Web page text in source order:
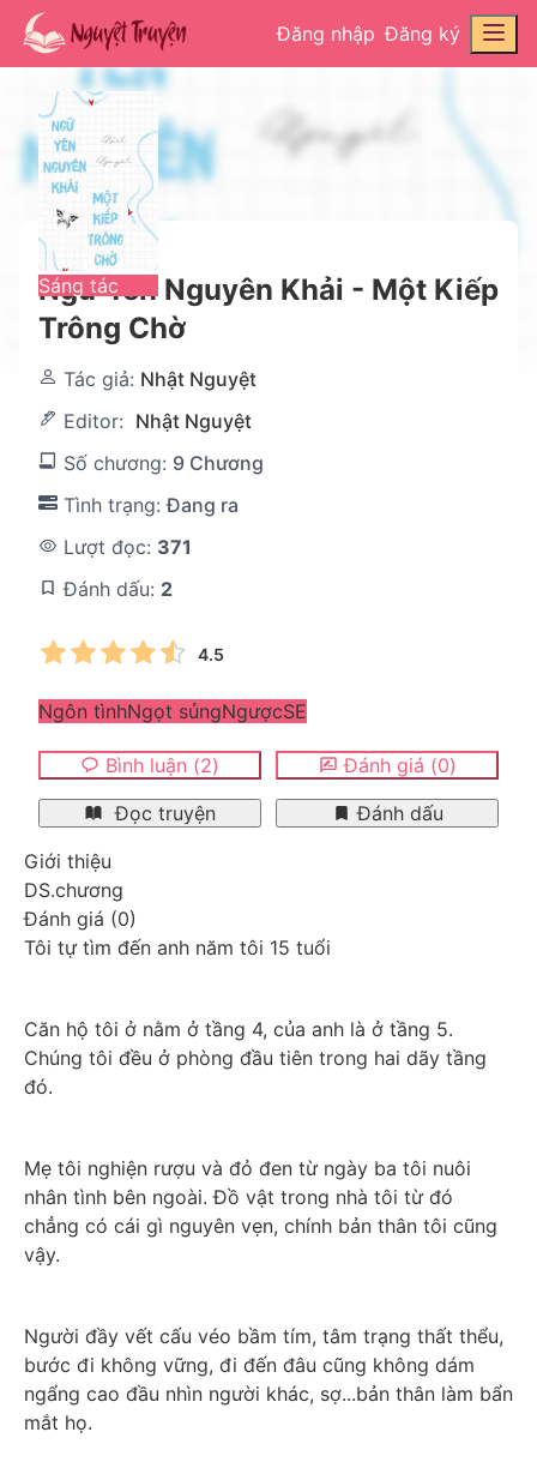
Đăng nhập Đăng ký
Sáng tác
Ngữ Yên Nguyên Khải - Một Kiếp
Trông Chờ
Tác giả: Nhật Nguyệt
Editor: Nhật Nguyệt
Số chương: 9 Chương
Tình trạng:Đang ra
Lượt đọc: 371
Đánh dấu: 2
4.5
Ngôn tìnhNgọt sủngNgượcSE
Bình luận (2) Đánh giá (0)
Đọc truyện
Đánh dấu
Giới thiệu
DS.chương
Đánh giá (0)
Tôi tự tìm đến anh năm tôi 15 tuổi
Căn hộ tôi ở nằm ở tầng 4, của anh là ở tầng 5.
Chúng tôi đều ở phòng đầu tiên trong hai dãy tầng
đó.
Mẹ tôi nghiện rượu và đỏ đen từ ngày ba tôi nuôi
nhân tình bên ngoài. Đồ vật trong nhà tôi từ đó
chẳng có cái gì nguyên vẹn, chính bản thân tôi cũng
vậy.
Người đầy vết cấu véo bầm tím, tâm trạng thất thểu,
bước đi không vững, đi đến đâu cũng không dám
ngẩng cao đầu nhìn người khác, sợ...bản thân làm bẩn
mắt họ.